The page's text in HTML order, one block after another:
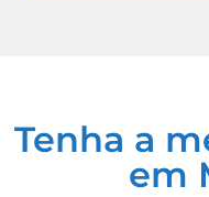
Tenha a
em